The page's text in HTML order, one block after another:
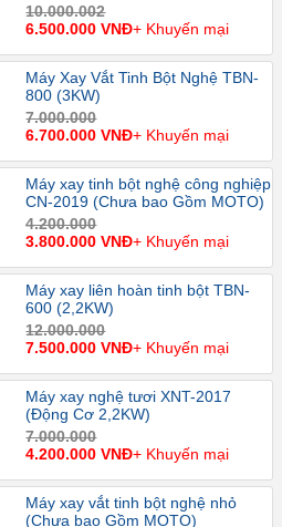
10.000.002
6.500.000 VNĐ+ Khuyến mại
Máy Xay Vắt Tinh Bột Nghệ TBN-
800 (3KW)
7.000.000
6.700.000 VNĐ+ Khuyến mại
Máy xay tinh bột nghệ công nghiệp
CN-2019 (Chưa bao Gồm MOTO)
4.200.000
3.800.000 VNĐ+ Khuyến mại
Máy xay liên hoàn tinh bột TBN-
600 (2,2KW)
12.000.000
7.500.000 VNĐ+ Khuyến mại
Máy xay nghệ tươi XNT-2017
(Động Cơ 2,2KW)
7.000.000
4.200.000 VNĐ+ Khuyến mại
Máy xay vắt tinh bột nghệ nhỏ
(Chưa bao Gồm MOTO)